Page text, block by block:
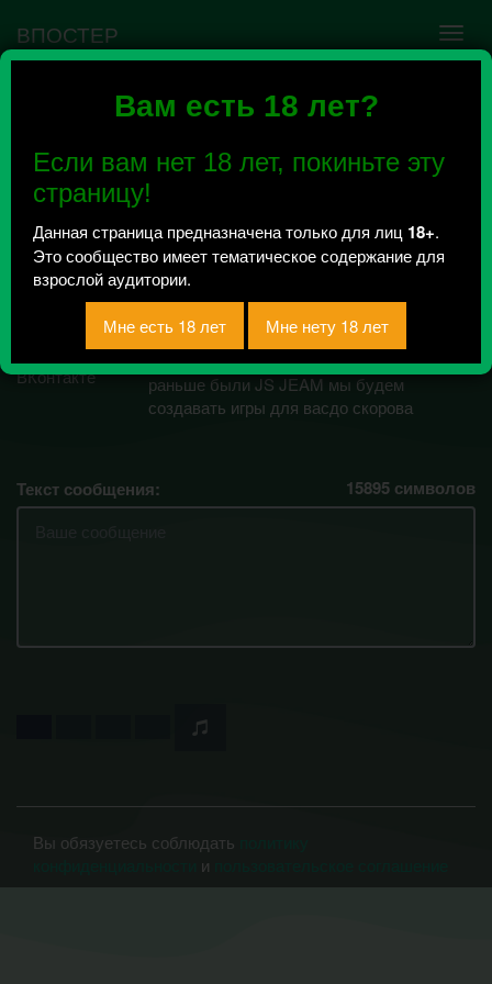
Вам есть 18 лет?
Если вам нет 18 лет, покиньте эту
страницу!
Данная страница предназначена только для лиц 18+.
Это сообщество имеет тематическое содержание для
взрослой аудитории.
ВПОСТЕР
Ошибка VK API #5
сообщества нужно авторизоваться на сервисе
повторно.
Fantazy Team 2018
Всего 1, за сегодня 0 сообщений
отправлено / Рейтинг 0.5
Привет это команда Fantazy Team
раньше были JS JEAM мы будем
создавать игры для васдо скорова
Текст сообщения: 15895 символов
Вы обязуетесь соблюдать
и